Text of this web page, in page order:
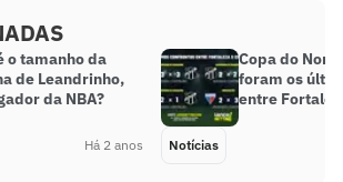
o tamanho da
de Leandrinho,
da NBA?
Há 2 anos
Copa do
foram os
entre
Notícias